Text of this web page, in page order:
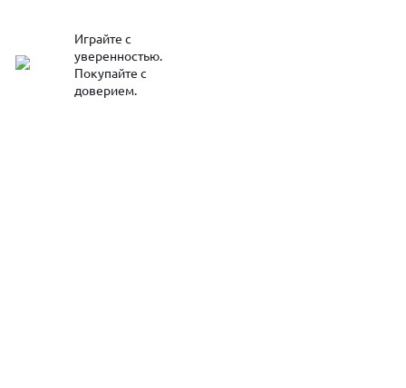
Играйте с
уверенностью.
Покупайте с
доверием.